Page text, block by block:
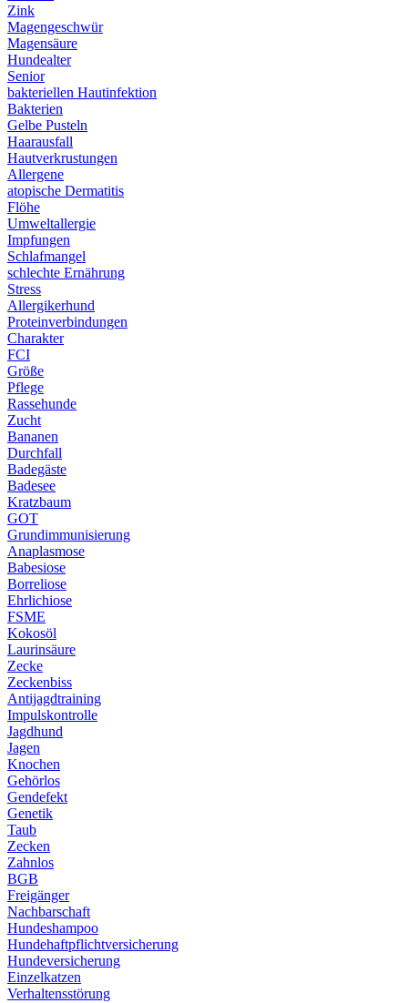
Zink
Magengeschwür
Magensäure
Hundealter
Senior
bakteriellen Hautinfektion
Bakterien
Gelbe Pusteln
Haarausfall
Hautverkrustungen
Allergene
atopische Dermatitis
Flöhe
Umweltallergie
Impfungen
Schlafmangel
schlechte Ernährung
Stress
Allergikerhund
Proteinverbindungen
Charakter
FCI
Größe
Pflege
Rassehunde
Zucht
Bananen
Durchfall
Badegäste
Badesee
Kratzbaum
GOT
Grundimmunisierung
Anaplasmose
Babesiose
Borreliose
Ehrlichiose
FSME
Kokosöl
Laurinsäure
Zecke
Zeckenbiss
Antijagdtraining
Impulskontrolle
Jagdhund
Jagen
Knochen
Gehörlos
Gendefekt
Genetik
Taub
Zecken
Zahnlos
BGB
Freigänger
Nachbarschaft
Hundeshampoo
Hundehaftpflichtversicherung
Hundeversicherung
Einzelkatzen
Verhaltensstörung